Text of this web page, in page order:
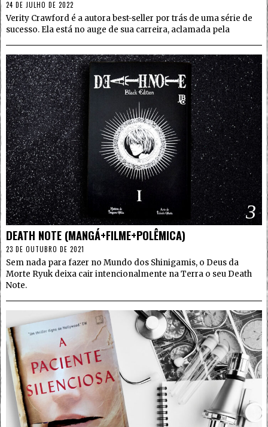
24 DE JULHO DE 2022
Verity Crawford é a autora best-seller por trás de uma série de
sucesso. Ela está no auge de sua carreira, aclamada pela
3
DEATH NOTE (MANGÁ+FILME+POLÊMICA)
23 DE OUTUBRO DE 2021
Sem nada para fazer no Mundo dos Shinigamis, o Deus da
Morte Ryuk deixa cair intencionalmente na Terra o seu Death
Note.